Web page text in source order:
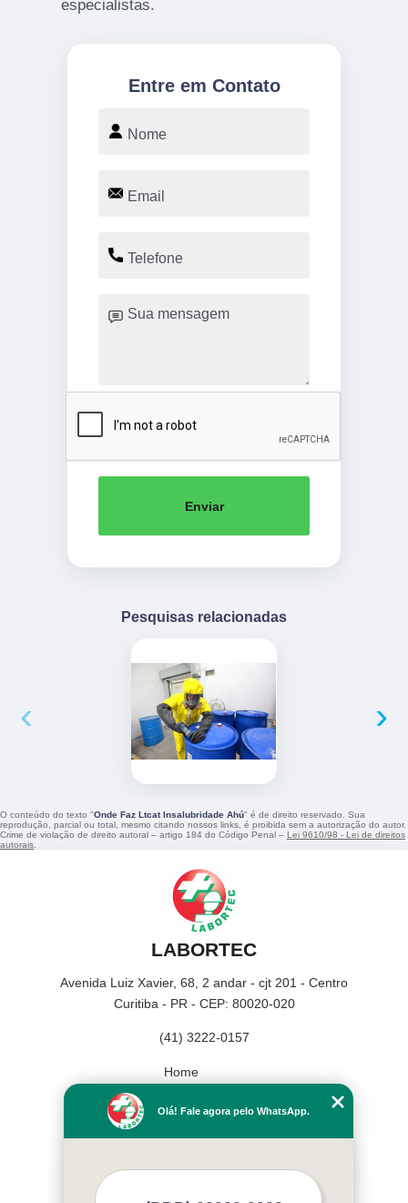
especialistas.
Entre em Contato
Enviar
Pesquisas relacionadas
‹ ›
O conteúdo do texto "Onde Faz Ltcat Insalubridade Ahú" é de direito reservado. Sua
reprodução, parcial ou total, mesmo citando nossos links, é proibida sem a autorização do autor.
Crime de violação de direito autoral – artigo 184 do Código Penal – Lei 9610/98 - Lei de direitos
autorais
LABORTEC
Avenida Luiz Xavier, 68, 2 andar - cjt 201 - Centro
Curitiba - PR - CEP: 80020-020
(41) 3222-0157
Home
Missão
Serviços
Mais Serviços
Olá! Fale agora pelo WhatsApp.